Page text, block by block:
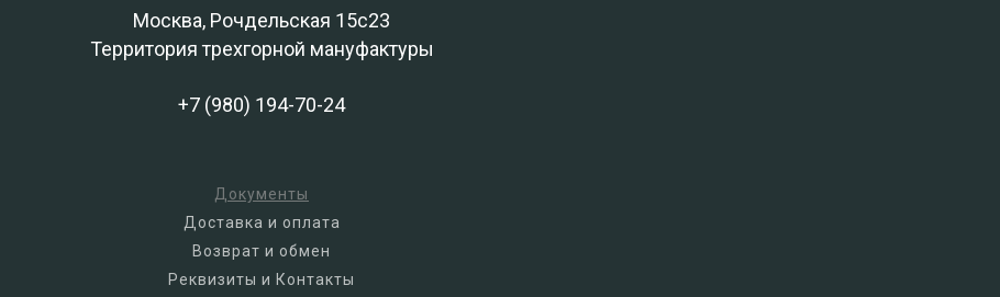
Москва, Рочдельская 15с23
Территория трехгорной мануфактуры
+7 (980) 194-70-24
Документы
Доставка и оплата
Возврат и обмен
Реквизиты и Контакты